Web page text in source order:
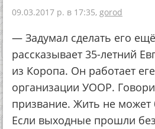
09.03.2017 р. в 17:35, gorod
— Задумал сделать его
рассказывает 35-летний
из Коропа. Он работает
организации УООР.
призвание. Жить не может
Если выходные прошли